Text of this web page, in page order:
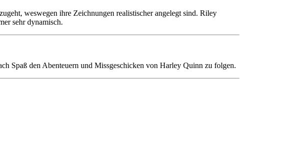
weswegen ihre Zeichnungen realistischer angelegt sind. Riley
sehr dynamisch.
Spaß den Abenteuern und Missgeschicken von Harley Quinn zu folgen.